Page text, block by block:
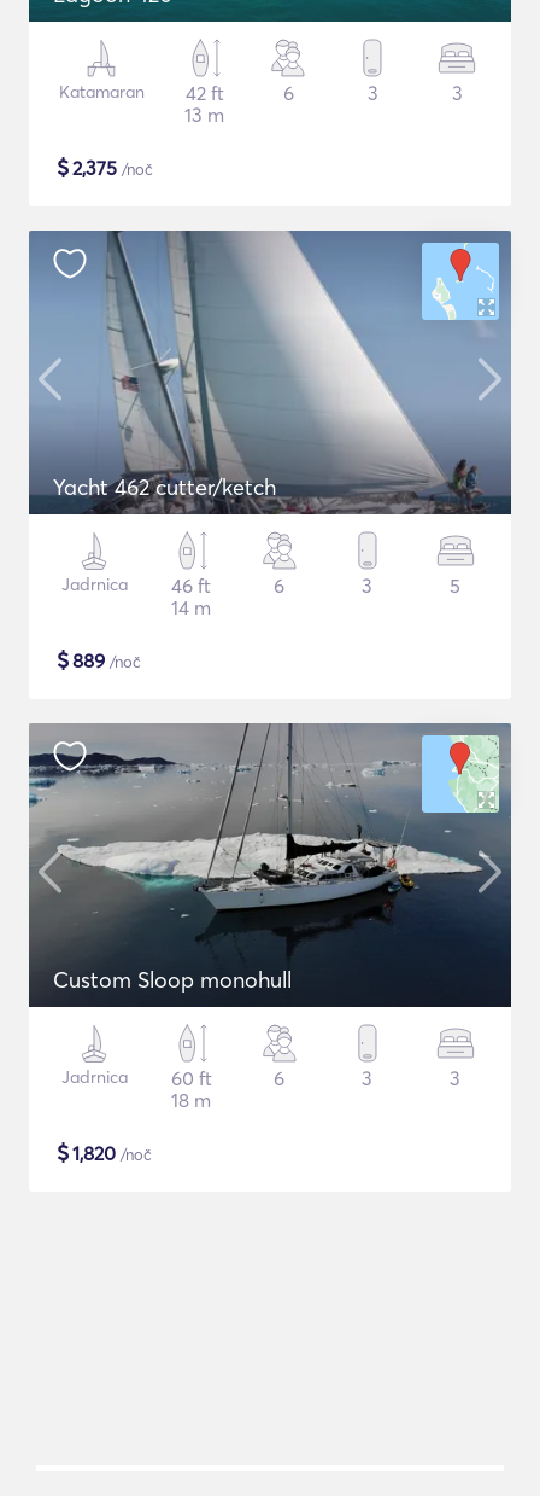
Katamaran
42 ft
13 m
6 3 3
$2,375 /noč
Yacht 462 cutter/ketch
Jadrnica
46 ft
14 m
6 3 5
$889 /noč
Custom Sloop monohull
Jadrnica
60 ft
18 m
6 3 3
$1,820 /noč